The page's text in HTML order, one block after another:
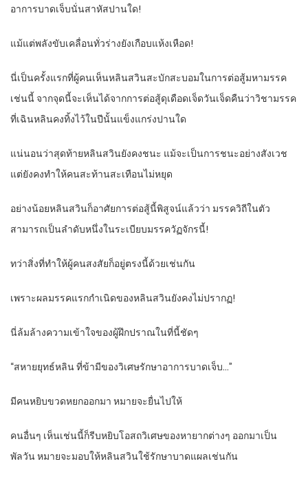
อาการบาดเจ็บนั่นสาหัสปานใด!
แม้แต่พลังขับเคลื่อนทั่วร่างยังเกือบแห้งเหือด!
นี่เป็นครั้งแรกที่ผู้คนเห็นหลินสวินสะบักสะบอมในการต่อสู้มหามรรค
เช่นนี้ จากจุดนี้จะเห็นได้จากการต่อสู้ดุเดือดเจ็ดวันเจ็ดคืนว่าวิชามรรค
ที่เฉินหลินคงทิ้งไว้ในปีนั้นแข็งแกร่งปานใด
แน่นอนว่าสุดท้ายหลินสวินยังคงชนะ แม้จะเป็นการชนะอย่างสังเวช
แต่ยังคงทำให้คนสะท้านสะเทือนไม่หยุด
อย่างน้อยหลินสวินก็อาศัยการต่อสู้นี้พิสูจน์แล้วว่า มรรควิถีในตัว
สามารถเป็นลำดับหนึ่งในระเบียบมรรควัฏจักรนี้!
ทว่าสิ่งที่ทำให้ผู้คนสงสัยก็อยู่ตรงนี้ด้วยเช่นกัน
เพราะผลมรรคแรกกำเนิดของหลินสวินยังคงไม่ปรากฏ!
นี่ล้มล้างความเข้าใจของผู้ฝึกปราณในที่นี้ชัดๆ
“สหายยุทธ์หลิน ที่ข้ามีของวิเศษรักษาอาการบาดเจ็บ…”
มีคนหยิบขวดหยกออกมา หมายจะยื่นไปให้
คนอื่นๆ เห็นเช่นนี้ก็รีบหยิบโอสถวิเศษของหายากต่างๆ ออกมาเป็น
พัลวัน หมายจะมอบให้หลินสวินใช้รักษาบาดแผลเช่นกัน